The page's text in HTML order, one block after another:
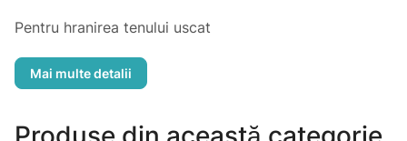
Pentru hranirea tenului uscat
Dupa expunerea la razele solare
Pentru prevenirea iritatiilor dupa epilare